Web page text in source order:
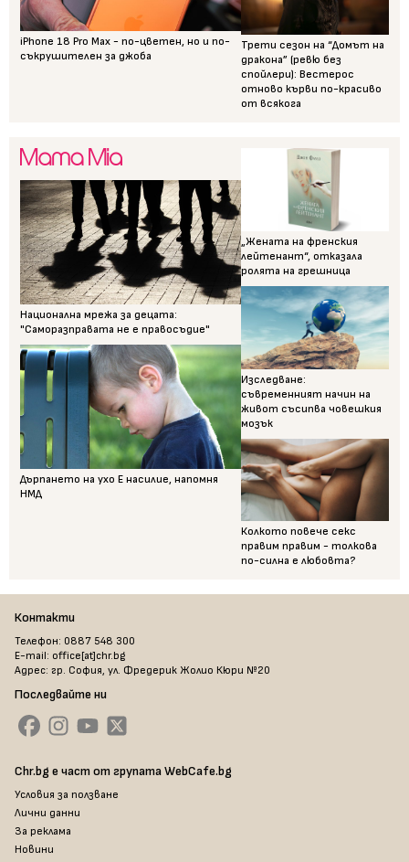
iPhone 18 Pro Max - по-цветен, но и по-
съкрушителен за джоба
Трети сезон на “Домът на
дракона” (ревю без
спойлери): Вестерос
отново кърви по-красиво
от всякога
Национална мрежа за децата:
"Саморазправата не е правосъдие"
Дърпането на ухо Е насилие, напомня
НМД
„Жената на френския
лейтенант“, отказала
ролята на грешница
Изследване:
съвременният начин на
живот съсипва човешкия
мозък
Колкото повече секс
правим правим - толкова
по-силна е любовта?
Контакти
Телефон: 0887 548 300
E-mail: office[at]chr.bg
Адрес: гр. София, ул. Фредерик Жолио Кюри №20
Последвайте ни
Chr.bg е част от групата WebCafe.bg
Условия за ползване
Лични данни
За реклама
Новини